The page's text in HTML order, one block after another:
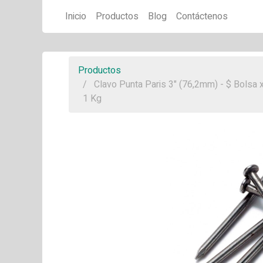
Inicio Productos Blog Contáctenos
Productos
Clavo Punta Paris 3" (76,2mm) - $ Bolsa
1 Kg